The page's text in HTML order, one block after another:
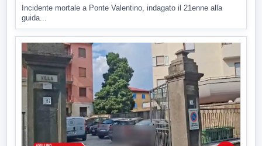
Incidente mortale a Ponte Valentino, indagato il 21enne alla
guida...